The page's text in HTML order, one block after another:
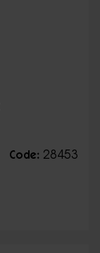
Code: 28453